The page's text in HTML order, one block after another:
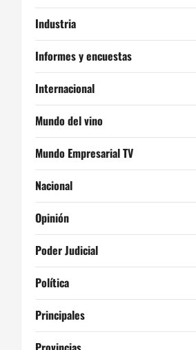
Industria
Informes y encuestas
Internacional
Mundo del vino
Mundo Empresarial TV
Nacional
Opinión
Poder Judicial
Política
Principales